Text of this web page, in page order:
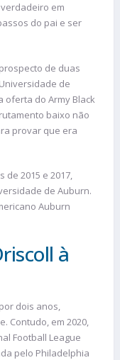
em
do pai e ser
de duas
de
oferta do Army Black
baixo não
provar que era
de 2015 e 2017,
de Auburn.
Auburn
à
dois anos,
Contudo, em 2020,
Football League
pelo Philadelphia